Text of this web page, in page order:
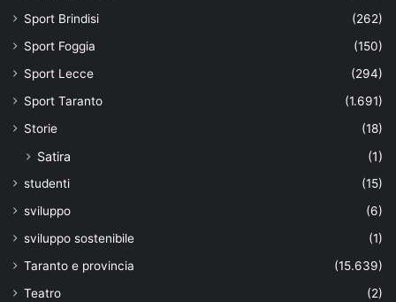
Sport Brindisi
(262)
Sport Foggia
(150)
Sport Lecce
(294)
Sport Taranto
(1.691)
Storie
(18)
Satira (1)
studenti
(15)
sviluppo
(6)
sviluppo sostenibile
(1)
Taranto e provincia
(15.639)
Teatro
(2)